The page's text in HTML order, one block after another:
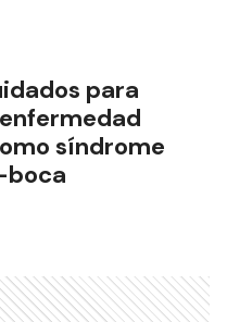
para
síndrome